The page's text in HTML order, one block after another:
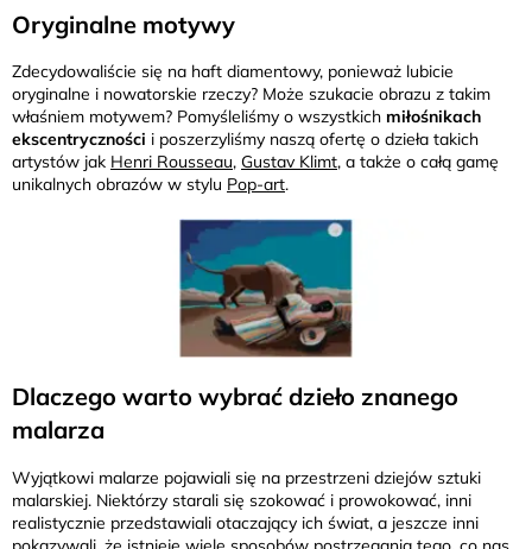
Oryginalne motywy
Zdecydowaliście się na haft diamentowy, ponieważ lubicie
oryginalne i nowatorskie rzeczy? Może szukacie obrazu z takim
właśniem motywem? Pomyśleliśmy o wszystkich miłośnikach
ekscentryczności i poszerzyliśmy naszą ofertę o dzieła takich
artystów jak Henri Rousseau, Gustav Klimt, a także o całą gamę
unikalnych obrazów w stylu Pop-art.
Dlaczego warto wybrać dzieło znanego
malarza
Wyjątkowi malarze pojawiali się na przestrzeni dziejów sztuki
malarskiej. Niektórzy starali się szokować i prowokować, inni
realistycznie przedstawiali otaczający ich świat, a jeszcze inni